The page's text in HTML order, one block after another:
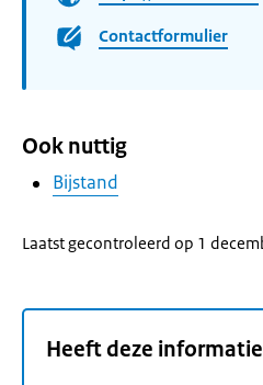
Contactformulier
Ook nuttig
Bijstand
Laatst gecontroleerd op 1
Heeft deze